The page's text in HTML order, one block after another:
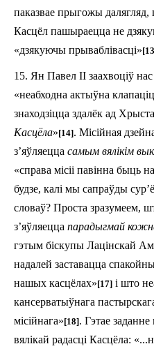
паказвае прыгожы далягляд,
Касцёл пашыраецца не
«дзякуючы прываблівасці»
15. Ян Павел II заахвоціў
«неабходна актыўна
знаходзіцца здалёк ад
Касцёла»[14]. Місійная
з’яўляецца самым вялікім
«справа місіі павінна быць
будзе, калі мы сапраўды
словаў? Проста зразумеем,
з’яўляецца парадыгмай
гэтым біскупы Лацінскай
надалей заставацца
нашых касцёлах»[17] і што
кансерватыўнага
місійнага»[18]. Гэтае
вялікай радасці Касцёла: